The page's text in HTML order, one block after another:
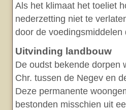
Als het klimaat het toeliet
nederzetting niet te
door de
Uitvinding landbouw
De oudst bekende dorpen
Chr. tussen de Negev en
Deze permanente
bestonden misschien uit